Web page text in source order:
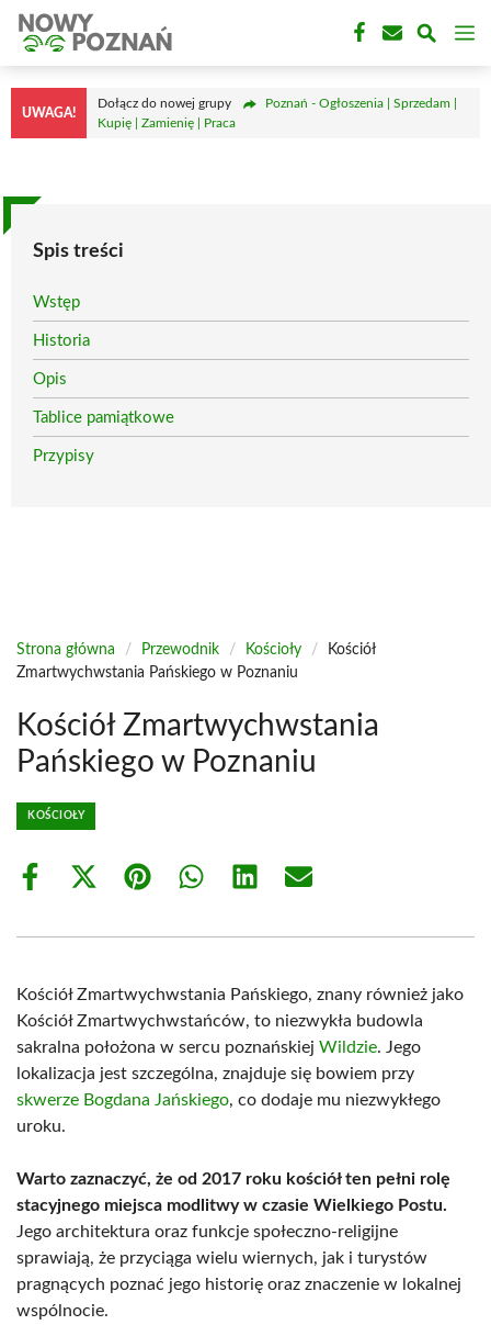
Przejdź
treści
UWAGA!
Dołącz do nowej grupy
Poznań - Ogłoszenia | Sprzedam |
Kupię | Zamienię | Praca
Spis treści
Wstęp
Historia
Opis
Tablice pamiątkowe
Przypisy
Strona główna / Przewodnik / Kościoły /
Kościół
Zmartwychwstania Pańskiego w Poznaniu
Kościół Zmartwychwstania
Pańskiego w Poznaniu
KOŚCIOŁY
Share
Share
(Twitter)
Share Share Share Share
Kościół Zmartwychwstania Pańskiego, znany również jako
Kościół Zmartwychwstańców, to niezwykła budowla
sakralna położona w sercu poznańskiej Wildzie. Jego
lokalizacja jest szczególna, znajduje się bowiem przy
skwerze Bogdana Jańskiego, co dodaje mu niezwykłego
uroku.
Warto zaznaczyć, że od 2017 roku kościół ten pełni rolę
stacyjnego miejsca modlitwy w czasie Wielkiego Postu.
Jego architektura oraz funkcje społeczno-religijne
sprawiają, że przyciąga wielu wiernych, jak i turystów
pragnących poznać jego historię oraz znaczenie w lokalnej
wspólnocie.